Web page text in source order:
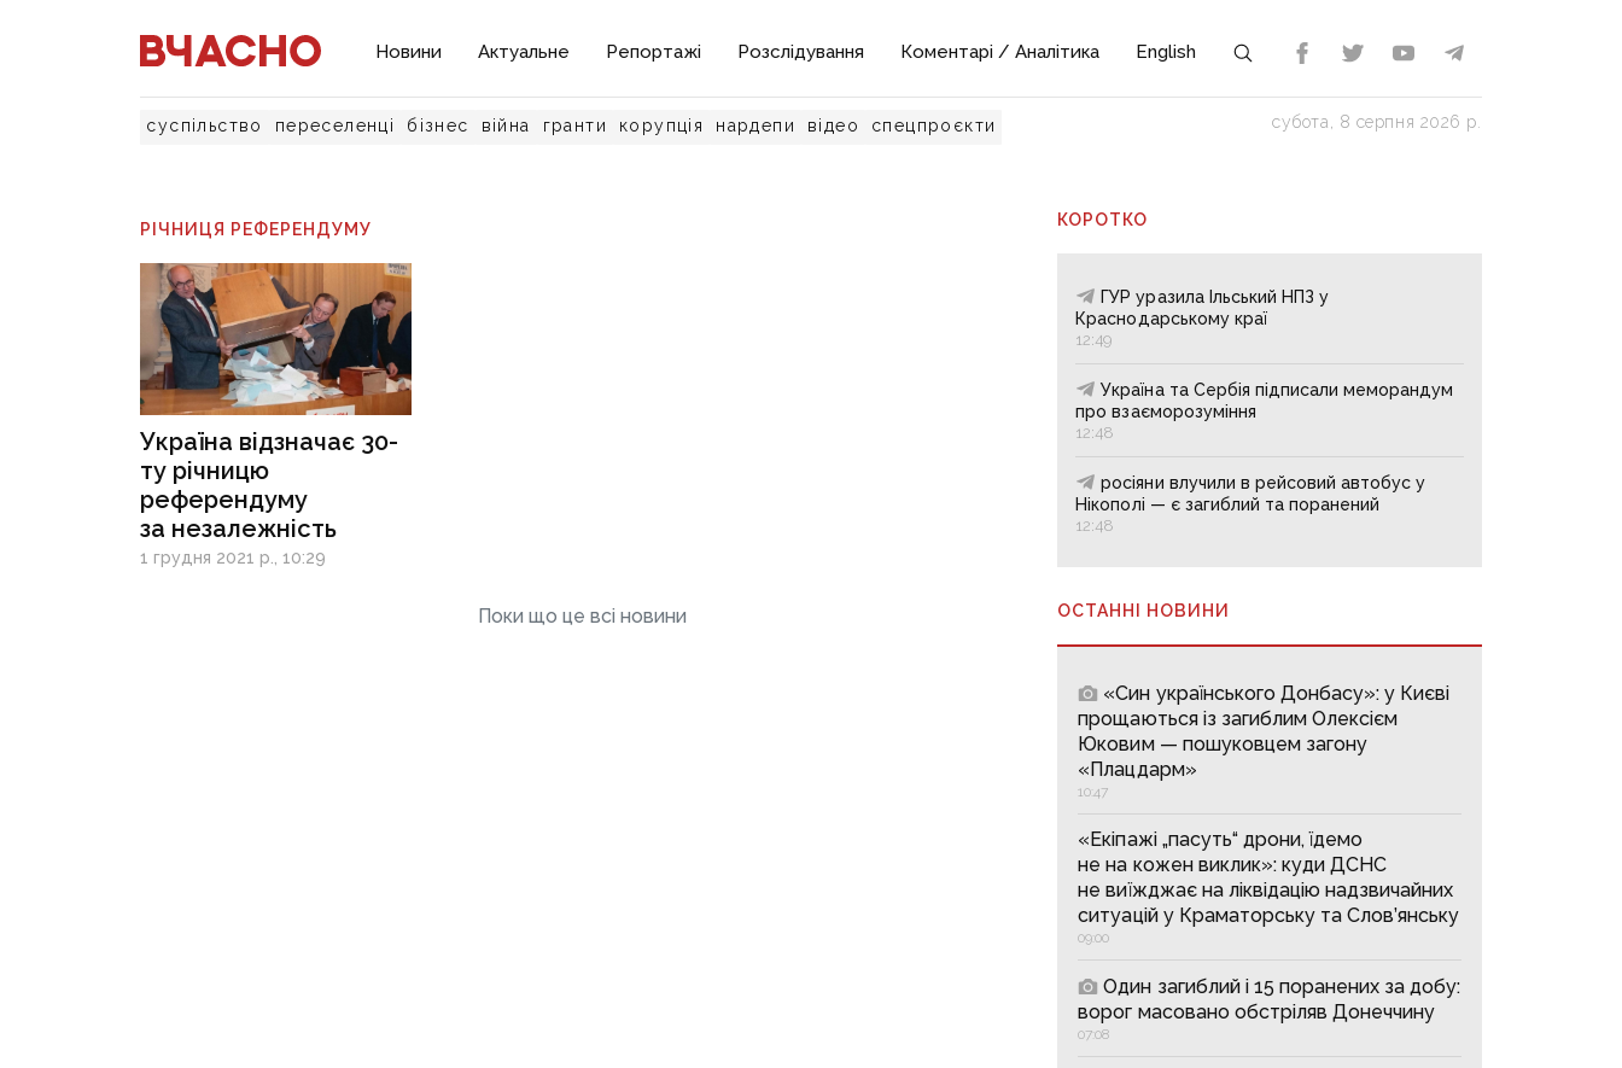
Новини Актуальне Репортажі Розслідування Коментарі / Аналітика English
суспільство переселенці бізнес війна гранти корупція нардепи відео спецпроєкти субота, 8 серпня 2026 р.
РІЧНИЦЯ РЕФЕРЕНДУМУ
Україна відзначає 30-
ту річницю
референдуму
за незалежність
1 грудня 2021 р., 10:29
Поки що це всі новини
КОРОТКО
ГУР уразила Ільський НПЗ у
Краснодарському краї
12:49
Україна та Сербія підписали меморандум
про взаєморозуміння
12:48
росіяни влучили в рейсовий автобус у
Нікополі — є загиблий та поранений
12:48
ОСТАННІ НОВИНИ
«Син українського Донбасу»: у Києві
прощаються із загиблим Олексієм
Юковим — пошуковцем загону
«Плацдарм»
10:47
«Екіпажі „пасуть“ дрони, їдемо
не на кожен виклик»: куди ДСНС
не виїжджає на ліквідацію надзвичайних
ситуацій у Краматорську та Слов’янську
09:00
Один загиблий і 15 поранених за добу:
ворог масовано обстріляв Донеччину
07:08